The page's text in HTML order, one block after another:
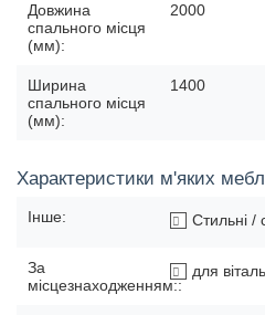
Довжина
спального місця
(мм):
2000
Ширина
спального місця
(мм):
1400
Характеристики м'яких
Інше: Стильні /
За
місцезнаходженням::
для